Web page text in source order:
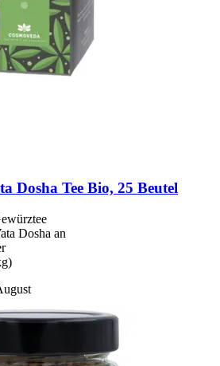
Dosha Tee Bio, 25 Beutel
Dosha an